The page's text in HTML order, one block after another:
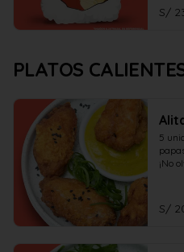
S/
PLATOS
5
¡No
S/